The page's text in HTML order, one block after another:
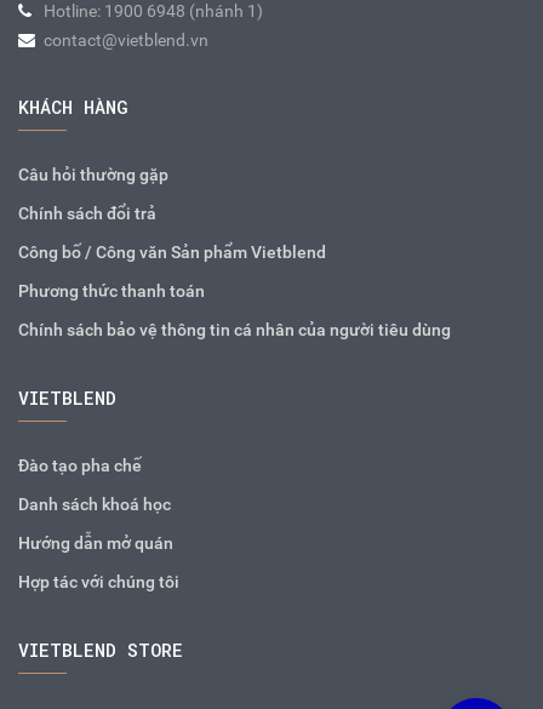
Hotline: 1900 6948 (nhánh 1)
contact@vietblend.vn
KHÁCH HÀNG
Câu hỏi thường gặp
Chính sách đổi trả
Công bố / Công văn Sản phẩm Vietblend
Phương thức thanh toán
Chính sách bảo vệ thông tin cá nhân của người tiêu dùng
VIETBLEND
Đào tạo pha chế
Danh sách khoá học
Hướng dẫn mở quán
Hợp tác với chúng tôi
VIETBLEND STORE